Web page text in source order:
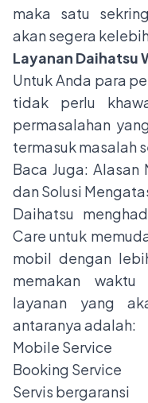
maka satu
akan segera
Layanan Daihatsu
Untuk Anda para
tidak perlu
permasalahan
termasuk masalah
Baca Juga: Alasan
dan Solusi
Daihatsu
Care untuk
mobil dengan
memakan
layanan yang
antaranya adalah:
Mobile Service
Booking Service
Servis bergaransi